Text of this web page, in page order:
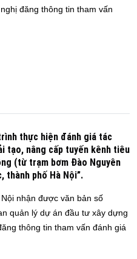
đăng thông tin tham vấn
thực hiện đánh giá tác
tạo, nâng cấp tuyến kênh tiêu
(từ trạm bơm Đào Nguyên
thành phố Hà Nội”.
nhận được văn bản số
quản lý dự án đầu tư xây dựng
thông tin tham vấn đánh giá